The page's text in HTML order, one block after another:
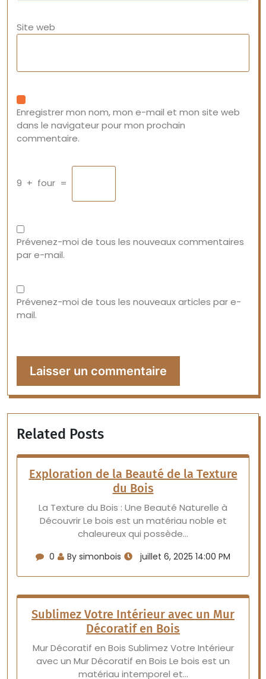
Site web
Enregistrer mon nom, mon e-mail et mon site web
dans le navigateur pour mon prochain
commentaire.
9 + four =
Prévenez-moi de tous les nouveaux commentaires
par e-mail.
Prévenez-moi de tous les nouveaux articles par e-
mail.
Related Posts
Exploration de la Beauté de la Texture
du Bois
La Texture du Bois : Une Beauté Naturelle à
Découvrir Le bois est un matériau noble et
chaleureux qui possède…
0 By simonbois juillet 6, 2025 14:00 PM
Sublimez Votre Intérieur avec un Mur
Décoratif en Bois
Mur Décoratif en Bois Sublimez Votre Intérieur
avec un Mur Décoratif en Bois Le bois est un
matériau intemporel et…